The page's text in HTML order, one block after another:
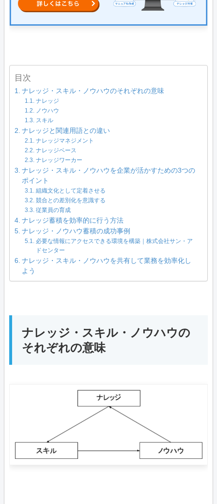
目次
ナレッジ・スキル・ノウハウのそれぞれの意味
ナレッジ
ノウハウ
スキル
ナレッジと関連用語との違い
ナレッジマネジメント
ナレッジベース
ナレッジワーカー
ナレッジ・スキル・ノウハウを企業が活かすための3つの
ポイント
組織文化として定着させる
競合との差別化を意識する
従業員の育成
ナレッジ蓄積を効率的に行う方法
ナレッジ・ノウハウ蓄積の成功事例
必要な情報にアクセスできる環境を構築｜株式会社サン・ア
ドセンター
ナレッジ・スキル・ノウハウを共有して業務を効率化し
よう
ナレッジ・スキル・ノウハウの
それぞれの意味